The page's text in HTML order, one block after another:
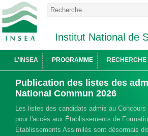
Institut National de
L'INSEA PROGRAMME RECHERCHE
Publication des listes des
National Commun 2026
Les listes des candidats admis au
pour l'accès aux Établissements de
Établissements Assimilés sont désormais